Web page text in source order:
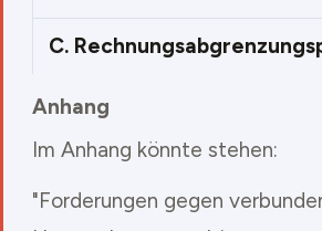
C.
Anhang
Im Anhang könnte stehen:
"Forderungen gegen